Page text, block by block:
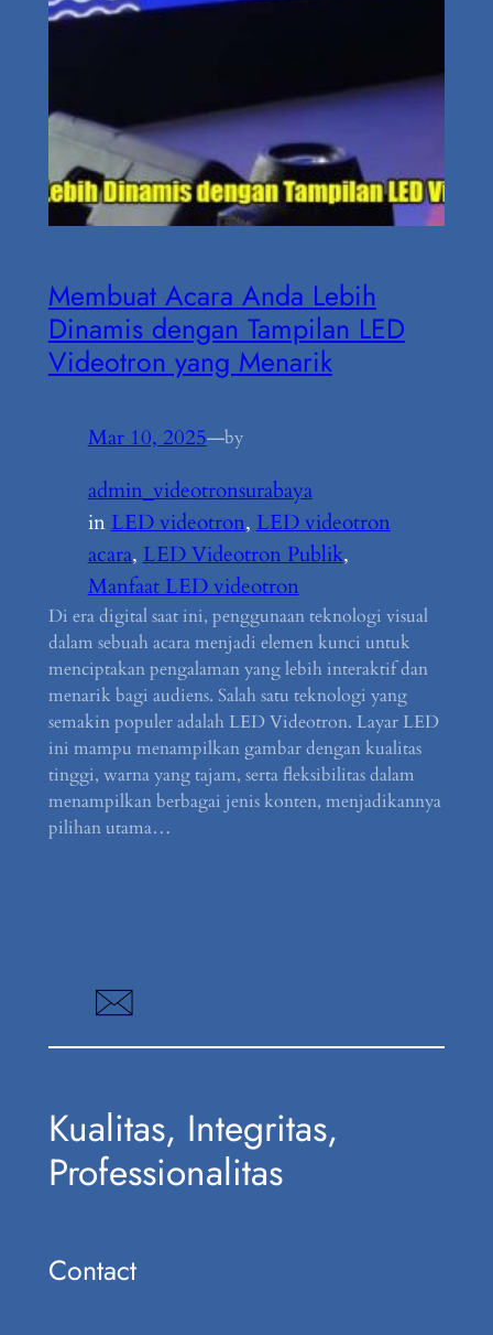
Membuat Acara Anda Lebih
Dinamis dengan Tampilan LED
Videotron yang Menarik
Mar 10, 2025—by
admin_videotronsurabaya
in LED videotron, LED videotron
acara, LED Videotron Publik
Manfaat LED videotron
Di era digital saat ini, penggunaan teknologi visual
dalam sebuah acara menjadi elemen kunci untuk
menciptakan pengalaman yang lebih interaktif dan
menarik bagi audiens. Salah satu teknologi yang
semakin populer adalah LED Videotron. Layar LED
ini mampu menampilkan gambar dengan kualitas
tinggi, warna yang tajam, serta fleksibilitas dalam
menampilkan berbagai jenis konten, menjadikannya
pilihan utama…
Kualitas, Integritas,
Professionalitas
Contact